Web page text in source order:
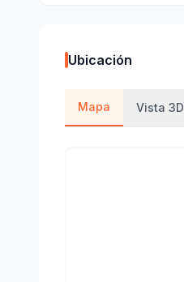
Ubicación
Mapa Vista 3D